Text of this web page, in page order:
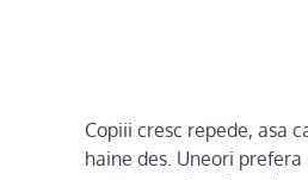
Copiii cresc repede, asa
haine des. Uneori